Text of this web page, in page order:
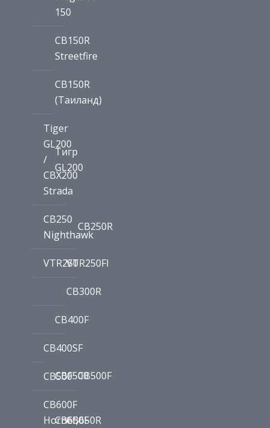
150
CB150R
Streetfire
CB150R
(Таиланд)
Tiger
GL200
/
CBX200
Strada
Тигр
GL200
CB250
Nighthawk
CB250R
VTR250VTR250FI
CB300R
CB400F
CB400SF
CB500
CBF500CB500F
CB600F
Hornet,
CB650F
CB650R